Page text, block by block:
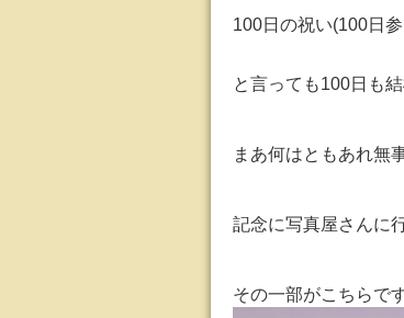
100日の祝い(100日
と言っても100日も
まあ何はともあれ無
記念に写真屋さんに
その一部がこちらで